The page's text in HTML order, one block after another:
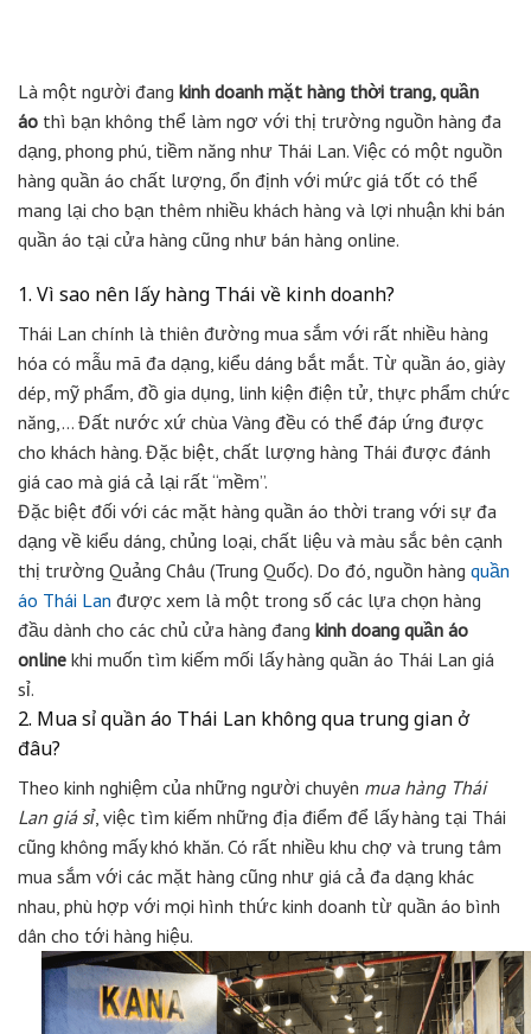
Là một người đang kinh doanh mặt hàng thời trang, quần
áo thì bạn không thể làm ngơ với thị trường nguồn hàng đa
dạng, phong phú, tiềm năng như Thái Lan. Việc có một nguồn
hàng quần áo chất lượng, ổn định với mức giá tốt có thể
mang lại cho bạn thêm nhiều khách hàng và lợi nhuận khi bán
quần áo tại cửa hàng cũng như bán hàng online.
1. Vì sao nên lấy hàng Thái về kinh doanh?
Thái Lan chính là thiên đường mua sắm với rất nhiều hàng
hóa có mẫu mã đa dạng, kiểu dáng bắt mắt. Từ quần áo, giày
dép, mỹ phẩm, đồ gia dụng, linh kiện điện tử, thực phẩm chức
năng,… Đất nước xứ chùa Vàng đều có thể đáp ứng được
cho khách hàng. Đặc biệt, chất lượng hàng Thái được đánh
giá cao mà giá cả lại rất “mềm”.
Đặc biệt đối với các mặt hàng quần áo thời trang với sự đa
dạng về kiểu dáng, chủng loại, chất liệu và màu sắc bên cạnh
thị trường Quảng Châu (Trung Quốc). Do đó, nguồn hàng quần
áo Thái Lan được xem là một trong số các lựa chọn hàng
đầu dành cho các chủ cửa hàng đang kinh doang quần áo
online khi muốn tìm kiếm mối lấy hàng quần áo Thái Lan giá
sỉ.
2. Mua sỉ quần áo Thái Lan không qua trung gian ở
đâu?
Theo kinh nghiệm của những người chuyên mua hàng Thái
Lan giá sỉ, việc tìm kiếm những địa điểm để lấy hàng tại Thái
cũng không mấy khó khăn. Có rất nhiều khu chợ và trung tâm
mua sắm với các mặt hàng cũng như giá cả đa dạng khác
nhau, phù hợp với mọi hình thức kinh doanh từ quần áo bình
dân cho tới hàng hiệu.